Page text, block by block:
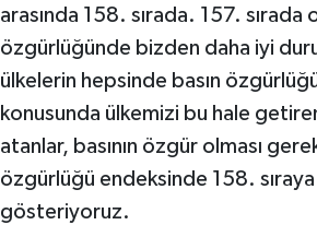
arasında 158. sırada. 157. sırada
özgürlüğünde bizden daha iyi
ülkelerin hepsinde basın
konusunda ülkemizi bu hale
atanlar, basının özgür olması
özgürlüğü endeksinde 158.
gösteriyoruz.